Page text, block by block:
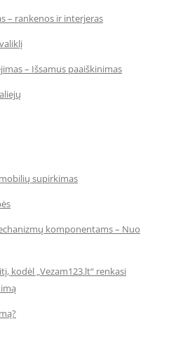
– rankenos ir interjeras
– Išsamus paaiškinimas
supirkimas
komponentams – Nuo
kodėl „Vezam123.lt“ renkasi